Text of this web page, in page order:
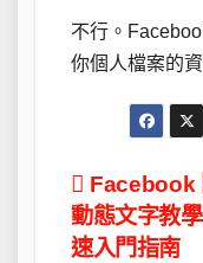
不行。
你個人檔案的資
文
章
Facebook
動態文字教
速入門指南